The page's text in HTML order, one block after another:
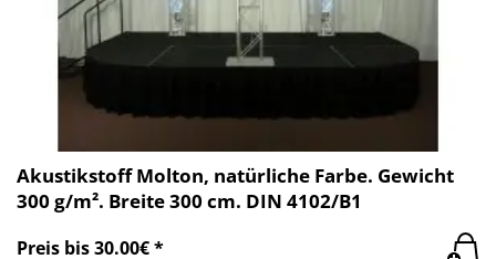
Akustikstoff Molton, natürliche Farbe. Gewicht
300 g/m². Breite 300 cm. DIN 4102/B1
Preis bis 30.00€ *